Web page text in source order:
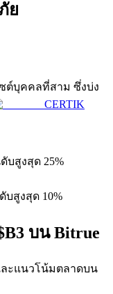
ย
ต์บุคคลที่สาม ซึ่งบ่ง
CERTIK
สูงสุด 25%
บสูงสุด 10%
บน Bitrue
ะแนวโน้มตลาดบน